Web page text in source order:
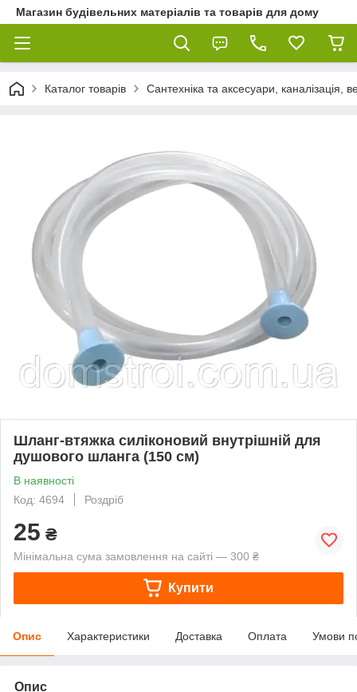
Магазин будівельних матеріалів та товарів для дому
Каталог товарів Сантехніка та аксесуари, каналізація,
Шланг-втяжка силіконовий внутрішній для
душового шланга (150 см)
В наявності
Код: 4694
Роздріб
25 ₴
Мінімальна сума замовлення на сайті — 300 ₴
Купити
Опис Характеристики Доставка Оплата Умови
Опис